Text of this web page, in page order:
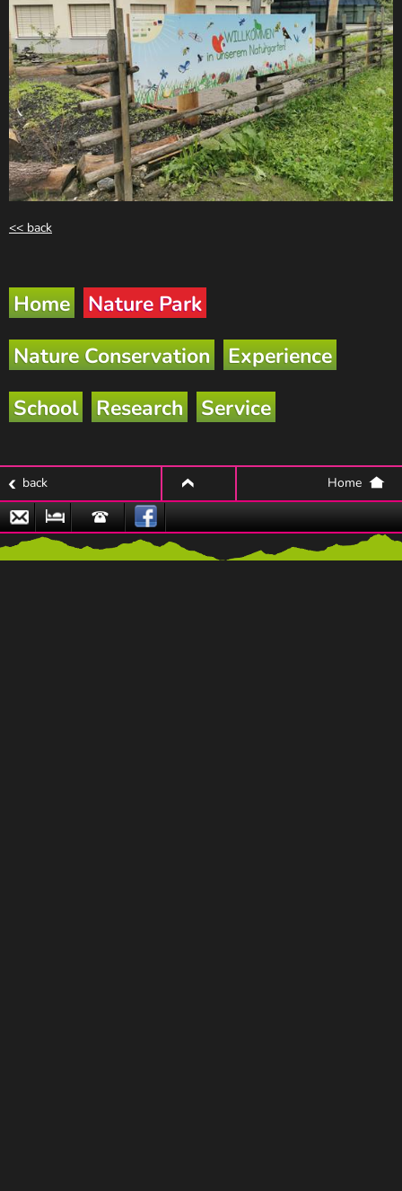
<< back
Home
Nature Park
Nature Conservation
Experience
School
Research Service
back top
Home
Email
Nature
Park
Hotline